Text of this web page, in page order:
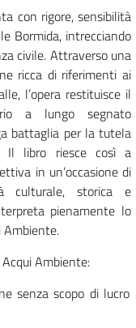
con rigore, sensibilità
Bormida, intrecciando
civile. Attraverso una
ricca di riferimenti ai
l’opera restituisce il
a lungo segnato
battaglia per la tutela
Il libro riesce così a
in un’occasione di
culturale, storica e
pienamente lo
Ambiente.
Ambiente:
senza scopo di lucro